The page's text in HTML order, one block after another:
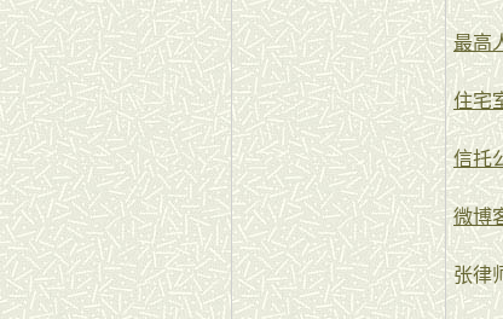
最高
住宅
信托
微博
张律